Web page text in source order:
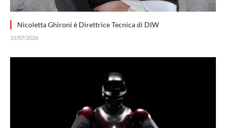
Nicoletta Ghironi è Direttrice Tecnica di DIW
31/07/2026